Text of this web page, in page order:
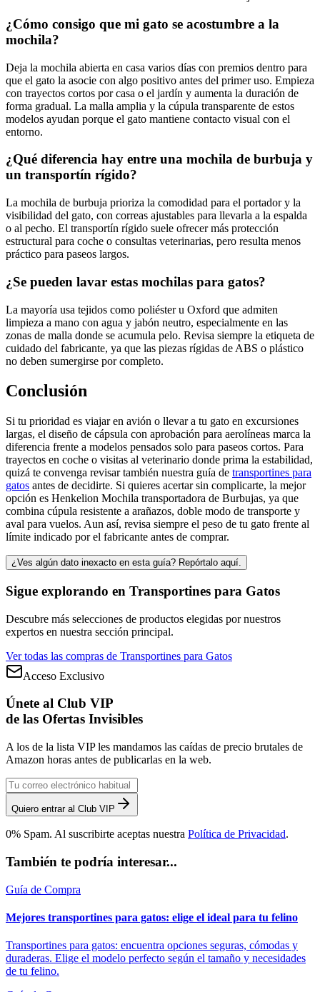
¿Cómo consigo que mi gato se acostumbre a la
mochila?
Deja la mochila abierta en casa varios días con premios dentro para
que el gato la asocie con algo positivo antes del primer uso. Empieza
con trayectos cortos por casa o el jardín y aumenta la duración de
forma gradual. La malla amplia y la cúpula transparente de estos
modelos ayudan porque el gato mantiene contacto visual con el
entorno.
¿Qué diferencia hay entre una mochila de burbuja y
un transportín rígido?
La mochila de burbuja prioriza la comodidad para el portador y la
visibilidad del gato, con correas ajustables para llevarla a la espalda
o al pecho. El transportín rígido suele ofrecer más protección
estructural para coche o consultas veterinarias, pero resulta menos
práctico para paseos largos.
¿Se pueden lavar estas mochilas para gatos?
La mayoría usa tejidos como poliéster u Oxford que admiten
limpieza a mano con agua y jabón neutro, especialmente en las
zonas de malla donde se acumula pelo. Revisa siempre la etiqueta de
cuidado del fabricante, ya que las piezas rígidas de ABS o plástico
no deben sumergirse por completo.
Conclusión
Si tu prioridad es viajar en avión o llevar a tu gato en excursiones
largas, el diseño de cápsula con aprobación para aerolíneas marca la
diferencia frente a modelos pensados solo para paseos cortos. Para
trayectos en coche o visitas al veterinario donde prima la estabilidad,
quizá te convenga revisar también nuestra guía de transportines para
gatos antes de decidirte. Si quieres acertar sin complicarte, la mejor
opción es Henkelion Mochila transportadora de Burbujas, ya que
combina cúpula resistente a arañazos, doble modo de transporte y
aval para vuelos. Aun así, revisa siempre el peso de tu gato frente al
límite indicado por el fabricante antes de comprar.
¿Ves algún dato inexacto en esta guía? Repórtalo aquí.
Sigue explorando en Transportines para Gatos
Descubre más selecciones de productos elegidas por nuestros
expertos en nuestra sección principal.
Ver todas las compras de Transportines para Gatos
Acceso Exclusivo
Únete al Club VIP
de las Ofertas Invisibles
A los de la lista VIP les mandamos las caídas de precio brutales de
Amazon horas antes de publicarlas en la web.
Quiero entrar al Club VIP
0% Spam. Al suscribirte aceptas nuestra Política de Privacidad.
También te podría interesar...
Guía de Compra
Mejores transportines para gatos: elige el ideal para tu felino
Transportines para gatos: encuentra opciones seguras, cómodas y
duraderas. Elige el modelo perfecto según el tamaño y necesidades
de tu felino.